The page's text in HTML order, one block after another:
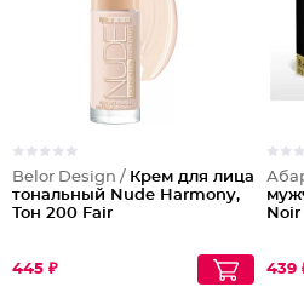
Belor Design / Крем для лица
тональный Nude Harmony,
Тон 200 Fair
445 ₽
Noir
439